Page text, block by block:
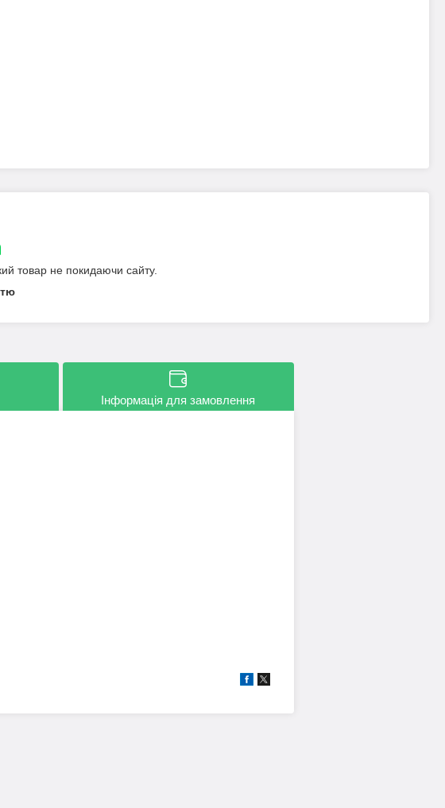
товар не покидаючи сайту.
Інформація для замовлення